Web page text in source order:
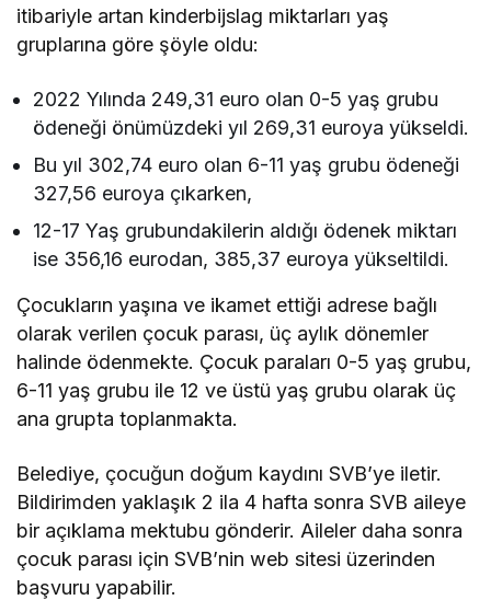
itibariyle artan kinderbijslag miktarları yaş
gruplarına göre şöyle oldu:
2022 Yılında 249,31 euro olan 0-5 yaş grubu
ödeneği önümüzdeki yıl 269,31 euroya yükseldi.
Bu yıl 302,74 euro olan 6-11 yaş grubu ödeneği
327,56 euroya çıkarken,
12-17 Yaş grubundakilerin aldığı ödenek miktarı
ise 356,16 eurodan, 385,37 euroya yükseltildi.
Çocukların yaşına ve ikamet ettiği adrese bağlı
olarak verilen çocuk parası, üç aylık dönemler
halinde ödenmekte. Çocuk paraları 0-5 yaş grubu,
6-11 yaş grubu ile 12 ve üstü yaş grubu olarak üç
ana grupta toplanmakta.
Belediye, çocuğun doğum kaydını SVB’ye iletir.
Bildirimden yaklaşık 2 ila 4 hafta sonra SVB aileye
bir açıklama mektubu gönderir. Aileler daha sonra
çocuk parası için SVB’nin web sitesi üzerinden
başvuru yapabilir.